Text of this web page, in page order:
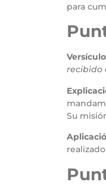
para
recibido
Su